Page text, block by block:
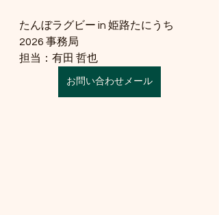
たんぼラグビー in 姫路たにうち
2026 事務局
担当：有田 哲也
お問い合わせメール